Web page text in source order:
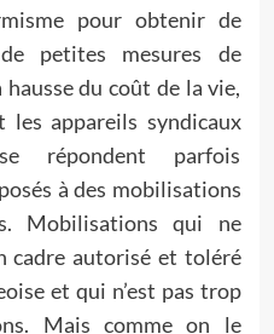
pour obtenir de
petites mesures de
du coût de la vie,
les appareils syndicaux
répondent parfois
à des mobilisations
Mobilisations qui ne
cadre autorisé et toléré
et qui n’est pas trop
Mais comme on le